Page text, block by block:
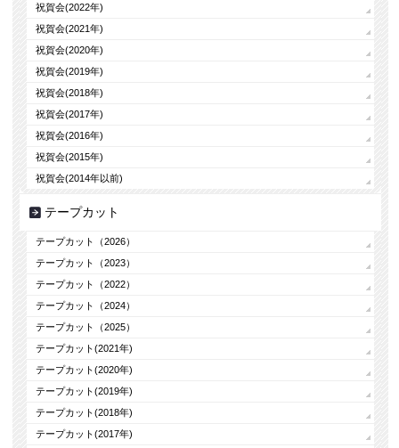
祝賀会(2022年)
祝賀会(2021年)
祝賀会(2020年)
祝賀会(2019年)
祝賀会(2018年)
祝賀会(2017年)
祝賀会(2016年)
祝賀会(2015年)
祝賀会(2014年以前)
テープカット
テープカット（2026）
テープカット（2023）
テープカット（2022）
テープカット（2024）
テープカット（2025）
テープカット(2021年)
テープカット(2020年)
テープカット(2019年)
テープカット(2018年)
テープカット(2017年)